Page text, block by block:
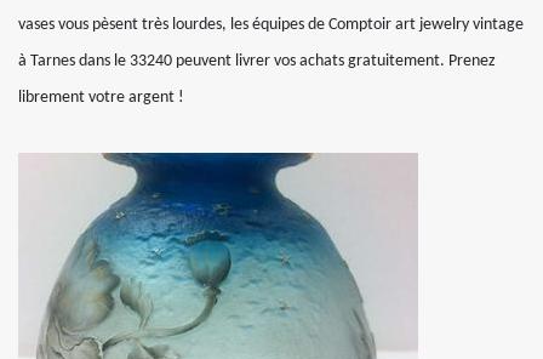
vases vous pèsent très lourdes, les équipes de Comptoir art jewelry vintage
à Tarnes dans le 33240 peuvent livrer vos achats gratuitement. Prenez
librement votre argent !